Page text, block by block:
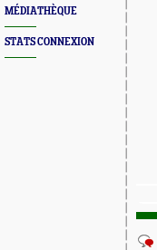
MÉDIATHÈQUE
STATS CONNEXION